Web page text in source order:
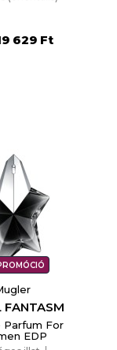
629 Ft
FANTASM
Parfum For
EDP